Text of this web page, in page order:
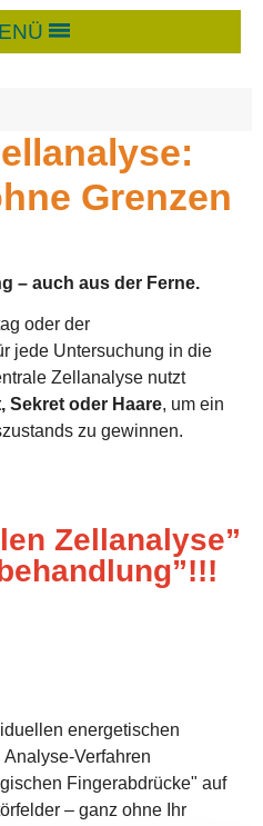
Grenzen
– auch aus der Ferne.
oder der
jede Untersuchung in die
Zellanalyse nutzt
Sekret oder Haare, um ein
zu gewinnen.
Zellanalyse”
energetischen
Analyse-Verfahren
Fingerabdrücke" auf
– ganz ohne Ihr